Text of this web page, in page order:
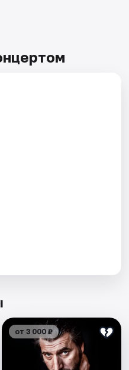
от 3 000 ₽